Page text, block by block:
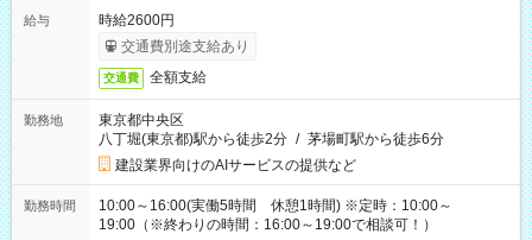
給与
時給2600円
交通費別途支給あり
交通費 全額支給
勤務地
東京都中央区
八丁堀(東京都)駅から徒歩2分 / 茅場町駅から徒歩6分
建設業界向けのAIサービスの提供など
勤務時間
10:00～16:00(実働5時間 休憩1時間) ※定時：10:00～
19:00（※終わりの時間：16:00～19:00で相談可！）